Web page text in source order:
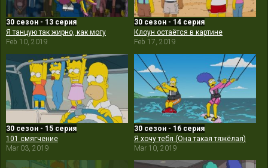
30 сезон - 13 серия
Я танцую так жирно, как могу
Feb 10, 2019
30 сезон - 14 серия
Клоун остаётся в картине
Feb 17, 2019
30 сезон - 15 серия
101 смягчение
Mar 03, 2019
30 сезон - 16 серия
Я хочу тебя (Она такая тяжёлая)
Mar 10, 2019